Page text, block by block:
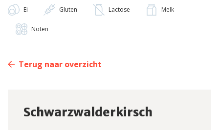
Schwarzwalderkirsch
Ei Gluten Lactose Melk
Noten
Terug naar overzicht